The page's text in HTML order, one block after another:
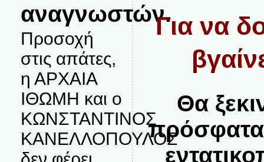
αναγνωστών.
Προσοχή
στις απάτες,
η ΑΡΧΑΙΑ
ΙΘΩΜΗ και ο
ΚΩΝΣΤΑΝΤΙΝΟΣ
ΚΑΝΕΛΛΟΠΟΥΛΟΣ
Για να
Θα